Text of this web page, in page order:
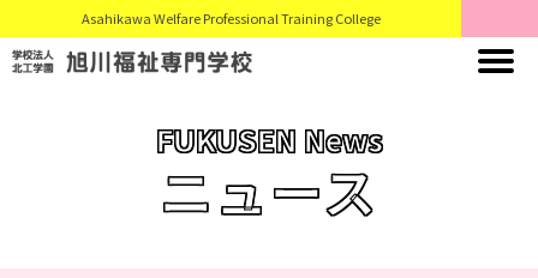
Asahikawa Welfare Professional Training College
FUKUSEN News
ニュース